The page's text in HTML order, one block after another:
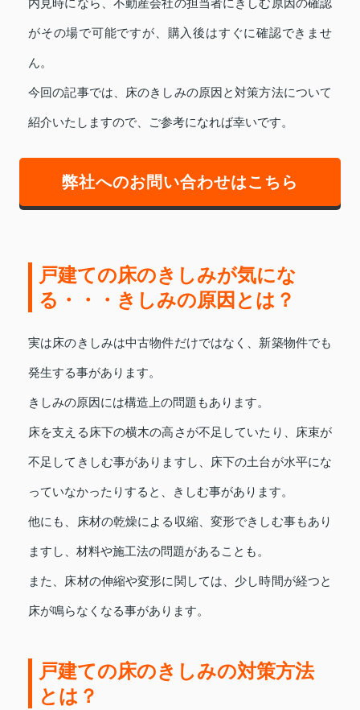
内見時になら、不動産会社の担当者にきしむ原因の確認
がその場で可能ですが、購入後はすぐに確認できませ
ん。
今回の記事では、床のきしみの原因と対策方法について
紹介いたしますので、ご参考になれば幸いです。
弊社へのお問い合わせはこちら
戸建ての床のきしみが気にな
る・・・きしみの原因とは？
実は床のきしみは中古物件だけではなく、新築物件でも
発生する事があります。
きしみの原因には構造上の問題もあります。
床を支える床下の横木の高さが不足していたり、床束が
不足してきしむ事がありますし、床下の土台が水平にな
っていなかったりすると、きしむ事があります。
他にも、床材の乾燥による収縮、変形できしむ事もあり
ますし、材料や施工法の問題があることも。
また、床材の伸縮や変形に関しては、少し時間が経つと
床が鳴らなくなる事があります。
戸建ての床のきしみの対策方法
とは？